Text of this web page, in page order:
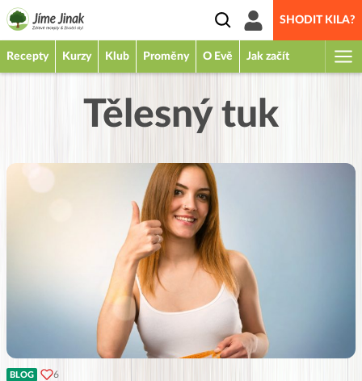
SHODIT KILA?
Recepty Kurzy Klub Proměny O Evě Jak začít
Tělesný tuk
BLOG 6